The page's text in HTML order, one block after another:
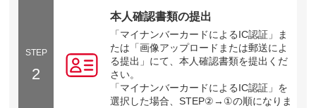
STEP
2
本人確認書類の提出
「マイナンバーカードによるIC認証」ま
たは「画像アップロードまたは郵送によ
る提出」にて、本人確認書類を提出くだ
さい。
「マイナンバーカードによるIC認証」を
選択した場合、STEP②→①の順になりま